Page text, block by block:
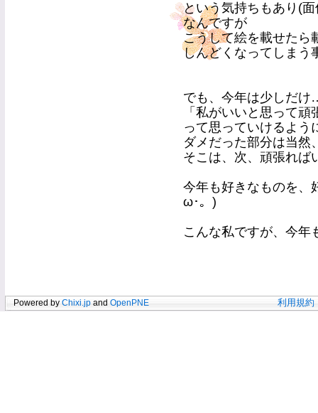
という気持ちもあり(
なんですが
こうして絵を載せたら
しんどくなってしまう
でも、今年は少しだ
「私がいいと思って
って思っていけるよ
ダメだった部分は当
そこは、次、頑張れ
今年も好きなものを、
ω･。)
こんな私ですが、今
Powered by Chixi.jp and OpenPNE 利用規約